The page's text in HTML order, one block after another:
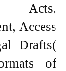
Acts,
Access
Drafts(
of